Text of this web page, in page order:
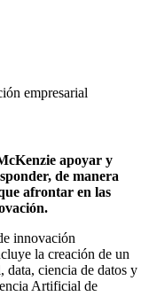
empresarial
apoyar y
de manera
afrontar en las
innovación
la creación de un
data, ciencia de datos y
Artificial de